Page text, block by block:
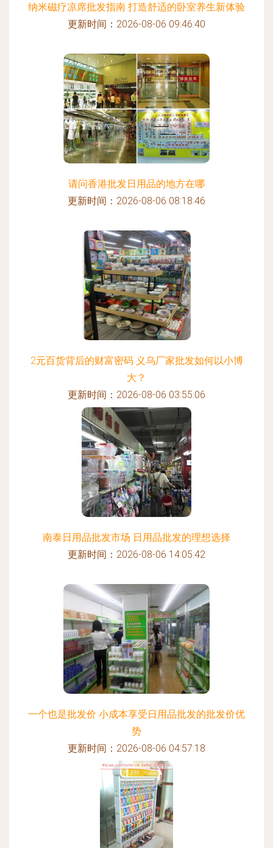
纳米磁疗凉席批发指南 打造舒适的卧室养生新体验
更新时间：2026-08-06 09:46:40
请问香港批发日用品的地方在哪
更新时间：2026-08-06 08:18:46
2元百货背后的财富密码 义乌厂家批发如何以小博
大？
更新时间：2026-08-06 03:55:06
南泰日用品批发市场 日用品批发的理想选择
更新时间：2026-08-06 14:05:42
一个也是批发价 小成本享受日用品批发的批发价优
势
更新时间：2026-08-06 04:57:18